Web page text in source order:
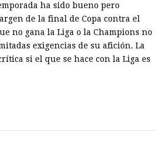
ha sido bueno pero
de la final de Copa contra el
no gana la Liga o la Champions no
exigencias de su afición. La
si el que se hace con la Liga es